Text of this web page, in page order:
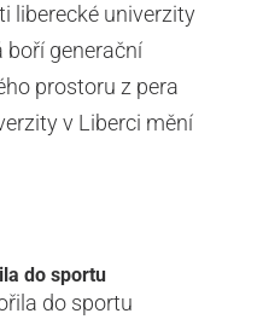
liberecké univerzity
boří generační
prostoru z pera
v Liberci mění
do sportu
do sportu